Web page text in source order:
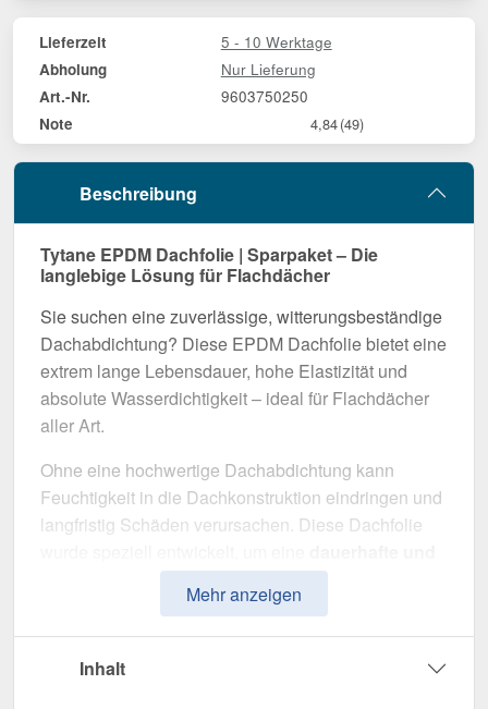
Lieferzeit 5 - 10 Werktage
Abholung Nur Lieferung
Art.-Nr. 9603750250
Note 4,84(49)
Beschreibung
Tytane EPDM Dachfolie | Sparpaket – Die
langlebige Lösung für Flachdächer
Sie suchen eine zuverlässige, witterungsbeständige
Dachabdichtung? Diese EPDM Dachfolie bietet eine
extrem lange Lebensdauer, hohe Elastizität und
absolute Wasserdichtigkeit – ideal für Flachdächer
aller Art.
Ohne eine hochwertige Dachabdichtung kann
Feuchtigkeit in die Dachkonstruktion eindringen und
langfristig Schäden verursachen. Diese Dachfolie
sichere Abdichtungzu gewährleisten. Sie
überzeugt durch einfache Verlegung, hohe
Widerstandsfähigkeit und maximale Langlebigkeit.
Hergestellt aus
Mehr anzeigen
Inhalt